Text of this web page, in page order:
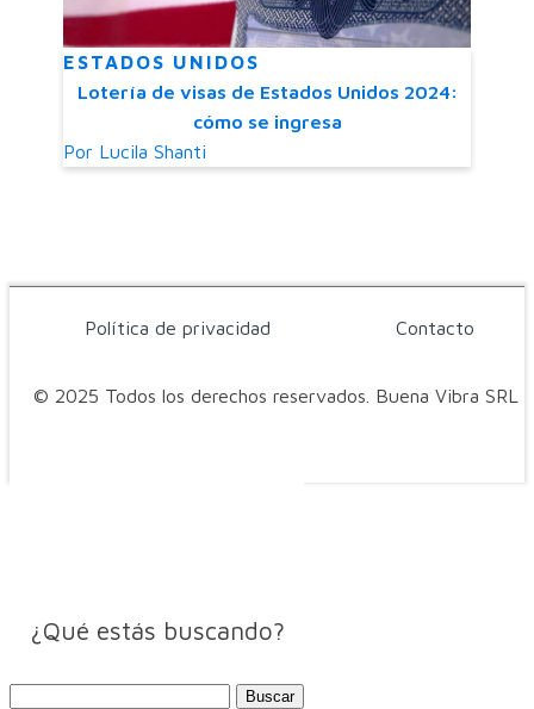
ESTADOS UNIDOS
Lotería de visas de Estados Unidos 2024:
cómo se ingresa
Por Lucila Shanti
© 2025 Todos los derechos reservados. Buena Vibra SRL
Política de privacidad Contacto
¿Qué estás buscando?